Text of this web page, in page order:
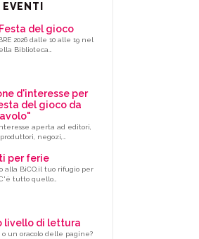
del gioco
2026 dalle 10 alle 19 nel
Biblioteca…
d'interesse per
del gioco da
aperta ad editori,
negozi,…
per ferie
alla BiCO,il tuo rifugio per
tutto quello…
livello di lettura
un oracolo delle pagine?